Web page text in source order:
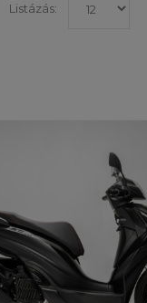
Listázás: